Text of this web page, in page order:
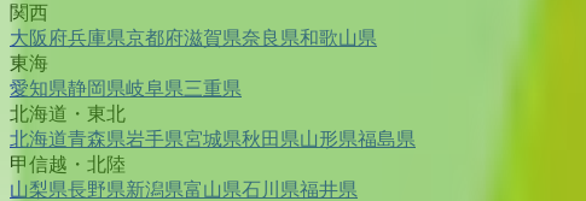
関西
大阪府兵庫県京都府滋賀県奈良県和歌山県
東海
愛知県静岡県岐阜県三重県
北海道・東北
北海道青森県岩手県宮城県秋田県山形県福島県
甲信越・北陸
山梨県長野県新潟県富山県石川県福井県